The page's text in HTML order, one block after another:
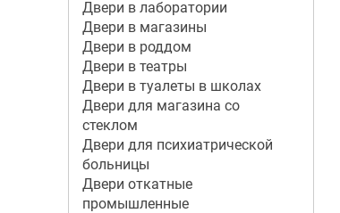
Двери в лаборатории
Двери в магазины
Двери в роддом
Двери в театры
Двери в туалеты в школах
Двери для магазина со
стеклом
Двери для психиатрической
больницы
Двери откатные
промышленные